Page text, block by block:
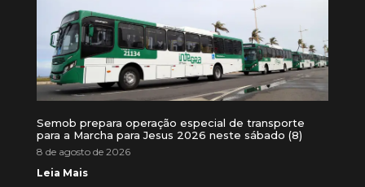
Semob prepara operação especial de transporte
para a Marcha para Jesus 2026 neste sábado (8)
8 de agosto de 2026
Leia Mais